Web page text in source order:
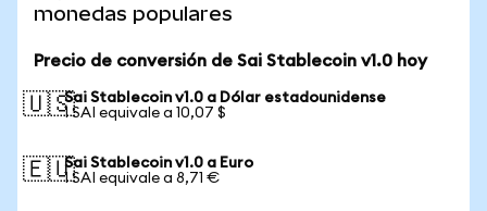
monedas populares
Precio de conversión de Sai Stablecoin v1.0 hoy
🇺🇸Sai Stablecoin v1.0 a Dólar estadounidense
1 SAI equivale a 10,07 $
🇪🇺Sai Stablecoin v1.0 a Euro
1 SAI equivale a 8,71 €